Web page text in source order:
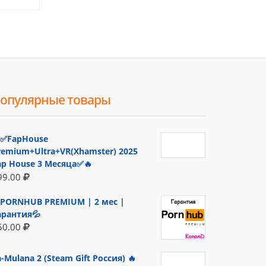
товары
2025
House 3 Месяца✅🔥
PREMIUM | 2 мес |
Mulana 2 (Steam Gift Россия) 🔥